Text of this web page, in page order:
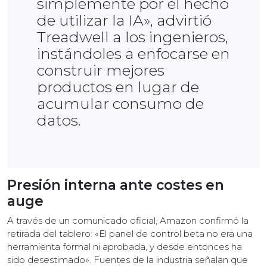
simplemente por el hecho
de utilizar la IA», advirtió
Treadwell a los ingenieros,
instándoles a enfocarse en
construir mejores
productos en lugar de
acumular consumo de
datos.
Presión interna ante costes en
auge
A través de un comunicado oficial, Amazon confirmó la
retirada del tablero: «El panel de control beta no era una
herramienta formal ni aprobada, y desde entonces ha
sido desestimado». Fuentes de la industria señalan que